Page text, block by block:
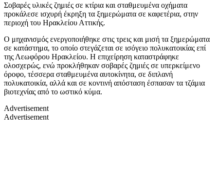
Σοβαρές υλικές ζημιές σε κτίρια και σταθμευμένα οχήματα
προκάλεσε ισχυρή έκρηξη τα ξημερώματα σε καφετέρια, στην
περιοχή του Ηρακλείου Αττικής.
Ο μηχανισμός ενεργοποιήθηκε στις τρεις και μισή τα ξημερώματα
σε κατάστημα, το οποίο στεγάζεται σε ισόγειο πολυκατοικίας επί
της Λεωφόρου Ηρακλείου. Η επιχείρηση καταστράφηκε
ολοσχερώς, ενώ προκλήθηκαν σοβαρές ζημιές σε υπερκείμενο
όροφο, τέσσερα σταθμευμένα αυτοκίνητα, σε διπλανή
πολυκατοικία, αλλά και σε κοντινή απόσταση έσπασαν τα τζάμια
βιοτεχνίας από το ωστικό κύμα.
Advertisement
Advertisement